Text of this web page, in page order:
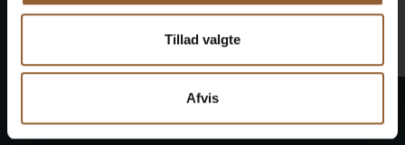
Tillad valgte
Afvis
Finn Juhl. Gut gemacht.